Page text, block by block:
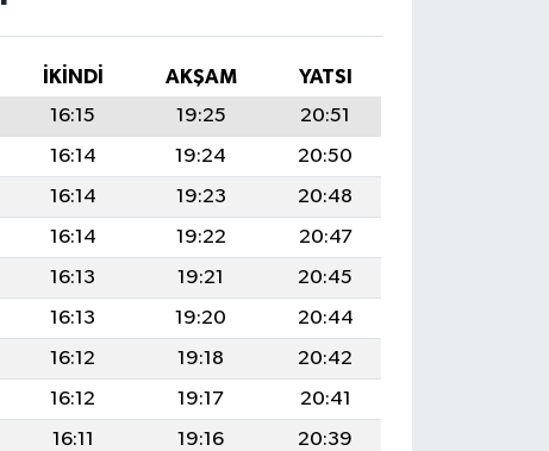
İKINDI AKŞAM
YATSI
16:15 19:25
20:51
16:14 19:24
20:50
16:14 19:23
20:48
16:14 19:22
20:47
16:13 19:21
20:45
16:13 19:20
20:44
16:12 19:18
20:42
16:12 19:17
20:41
16:11 19:16
20:39